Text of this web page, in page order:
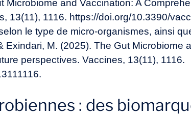
Microbiome and Vaccination: A
13(11), 1116. https://doi.org/10.3390/
le type de micro-organismes, ainsi
Exindari, M. (2025). The Gut Microbiome
perspectives. Vaccines, 13(11), 1116.
.
: des